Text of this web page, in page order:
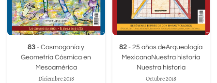
83 - Cosmogonía y
Geometría Cósmica en
Mesoamérica
Diciembre 2018
82 - 25 años deArqueología
MexicanaNuestra historia
Nuestra historia
Octubre 2018